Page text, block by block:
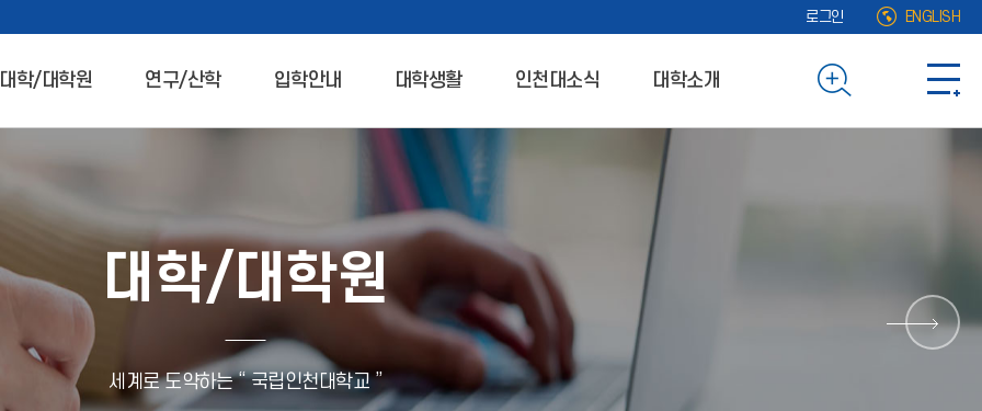
로그인 ENGLISH
대학/대학원 연구/산학 입학안내 대학생활 인천대소식 대학소개
대학/대학원
세계로 도약하는 “ 국립인천대학교 ”